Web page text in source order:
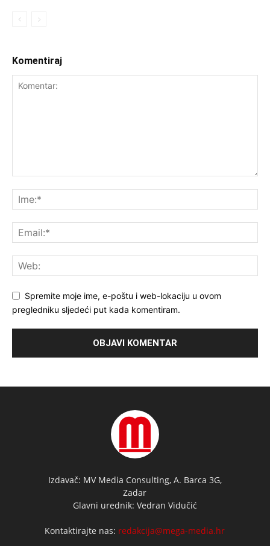
Komentiraj
Spremite moje ime, e-poštu i web-lokaciju u ovom
pregledniku sljedeći put kada komentiram.
Izdavač: MV Media Consulting, A. Barca 3G,
Zadar
Glavni urednik: Vedran Vidučić
Kontaktirajte nas: redakcija@mega-media.hr